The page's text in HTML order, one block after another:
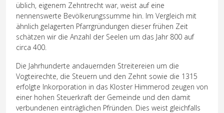
üblich, eigenem Zehntrecht war, weist auf eine
nennenswerte Bevölkerungssumme hin. Im Vergleich mit
ähnlich gelagerten Pfarrgründungen dieser frühen Zeit
schätzen wir die Anzahl der Seelen um das Jahr 800 auf
circa 400.
Die Jahrhunderte andauernden Streitereien um die
Vogteirechte, die Steuern und den Zehnt sowie die 1315
erfolgte Inkorporation in das Kloster Himmerod zeugen von
einer hohen Steuerkraft der Gemeinde und den damit
verbundenen einträglichen Pfründen. Dies weist gleichfalls